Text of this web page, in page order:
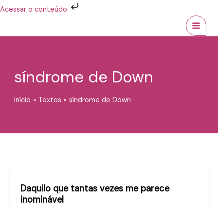
Acessar o conteúdo
Ir
conteúdo
síndrome de Down
Início Textos síndrome de Down
Daquilo que tantas vezes me parece
inominável